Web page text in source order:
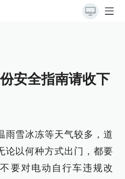
安全指南请收下
雨雪冰冻等天气较多，道
论以何种方式出门，都要
要对电动自行车违规改